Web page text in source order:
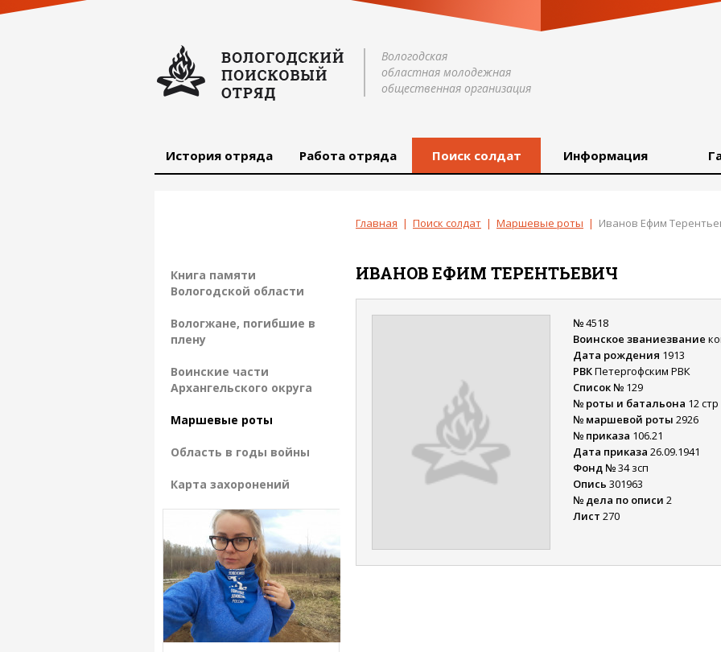
Вологодская
областная молодежная
общественная организация
История отряда Работа отряда Поиск солдат Информация
Главная | Поиск солдат | Маршевые роты | Иванов Ефим
ИВАНОВЕФИМ ТЕРЕНТЬЕВИЧ
№4518
Воинское званиезвание
Дата рождения 1913
РВКПетергофским РВК
Список № 129
№ роты и батальона 12
№ маршевой роты 2926
№ приказа 106.21
Дата приказа 26.09.1941
Фонд №34 зсп
Опись 301963
№ дела по описи 2
Лист 270
Книга памяти
Вологодской области
Вологжане, погибшие в
плену
Воинские части
Архангельского округа
Маршевые роты
Область в годы войны
Карта захоронений